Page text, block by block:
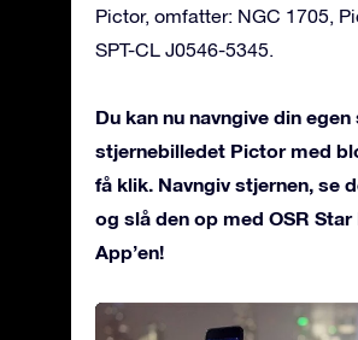
Pictor, omfatter: NGC 1705,
SPT-CL J0546-5345.
Du kan nu navngive din
stjernebilledet Pictor med
få klik. Navngiv stjernen, se
og slå den op med OSR Star
App’en!